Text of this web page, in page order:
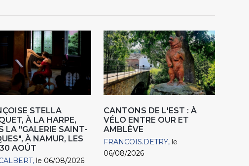
STELLA
À LA HARPE,
LA "GALERIE SAINT-
À NAMUR, LES
AOÛT
le 06/08/2026
CANTONS DE L'EST : À
VÉLO ENTRE OUR ET
AMBLÈVE
FRANCOIS.DETRY le
06/08/2026